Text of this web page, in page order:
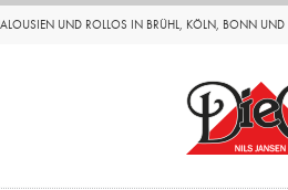
UND ROLLOS IN BRÜHL, KÖLN, BONN